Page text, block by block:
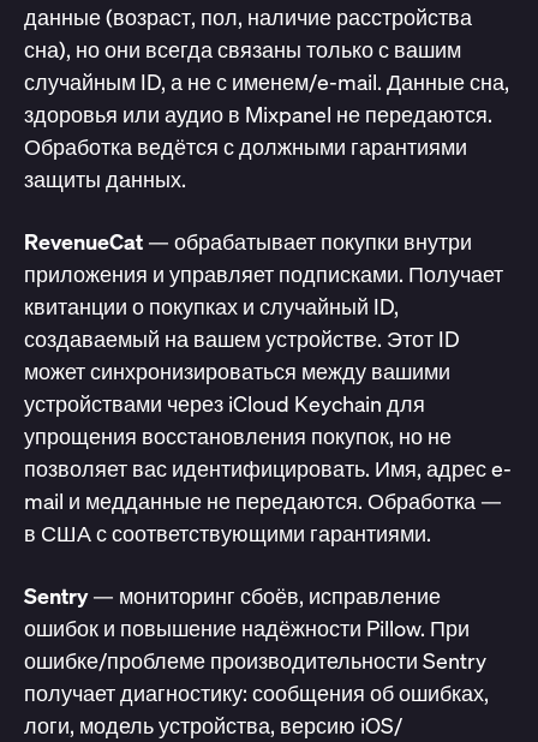
данные (возраст, пол, наличие расстройства
сна), но они всегда связаны только с вашим
случайным ID, а не с именем/e-mail. Данные сна,
здоровья или аудио в Mixpanel не передаются.
Обработка ведётся с должными гарантиями
защиты данных.
RevenueCat— обрабатывает покупки внутри
приложения и управляет подписками. Получает
квитанции о покупках и случайный ID,
создаваемый на вашем устройстве. Этот ID
может синхронизироваться между вашими
устройствами через iCloud Keychain для
упрощения восстановления покупок, но не
позволяет вас идентифицировать. Имя, адрес e-
mail и медданные не передаются. Обработка —
в США с соответствующими гарантиями.
Sentry— мониторинг сбоёв, исправление
ошибок и повышение надёжности Pillow. При
ошибке/проблеме производительности Sentry
получает диагностику: сообщения об ошибках,
логи, модель устройства, версию iOS/